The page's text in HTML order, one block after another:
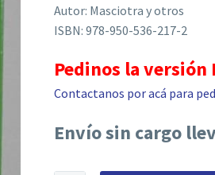
Autor: Masciotra y otros
ISBN: 978-950-536-217-2
Pedinos la versión
Contactanos por acá para
Envío sin cargo